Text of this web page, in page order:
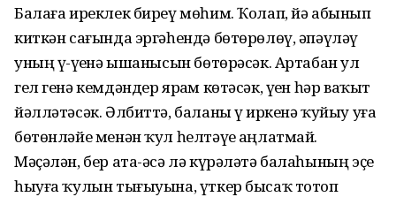
Балаға иреклек биреү мөһим. Ҡолап, йә абынып
киткән сағында эргәһендә бөтөрөлөү, әпәүләү
уның үҙ-үҙенә ышанысын бөтөрәсәк. Артабан ул
гел генә кемдәндер ярҙам көтәсәк, үҙен һәр ваҡыт
йәлләтәсәк. Әлбиттә, баланы үҙ иркенә ҡуйыу уға
бөтөнләйе менән ҡул һелтәүҙе аңлатмай.
Мәҫәлән, бер ата-әсә лә күрәләтә балаһының эҫе
һыуға ҡулын тығыуына, үткер бысаҡ тотоп